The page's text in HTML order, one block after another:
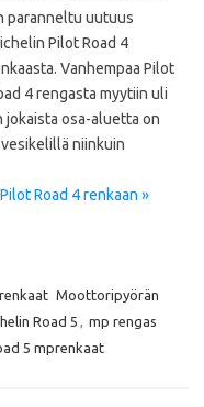
paranneltu uutuus
Pilot Road 4
Vanhempaa Pilot
4 rengasta myytiin uli
jokaista osa-aluetta on
niinkuin
Road 4 renkaan »
Moottoripyörän
Road 5 , mp rengas
5 mprenkaat